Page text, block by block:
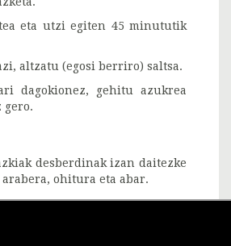
eta utzi egiten 45 minututik
altzatu (egosi berriro) saltsa.
dagokionez, gehitu azukrea
gero.
desberdinak izan daitezke
ohitura eta abar.